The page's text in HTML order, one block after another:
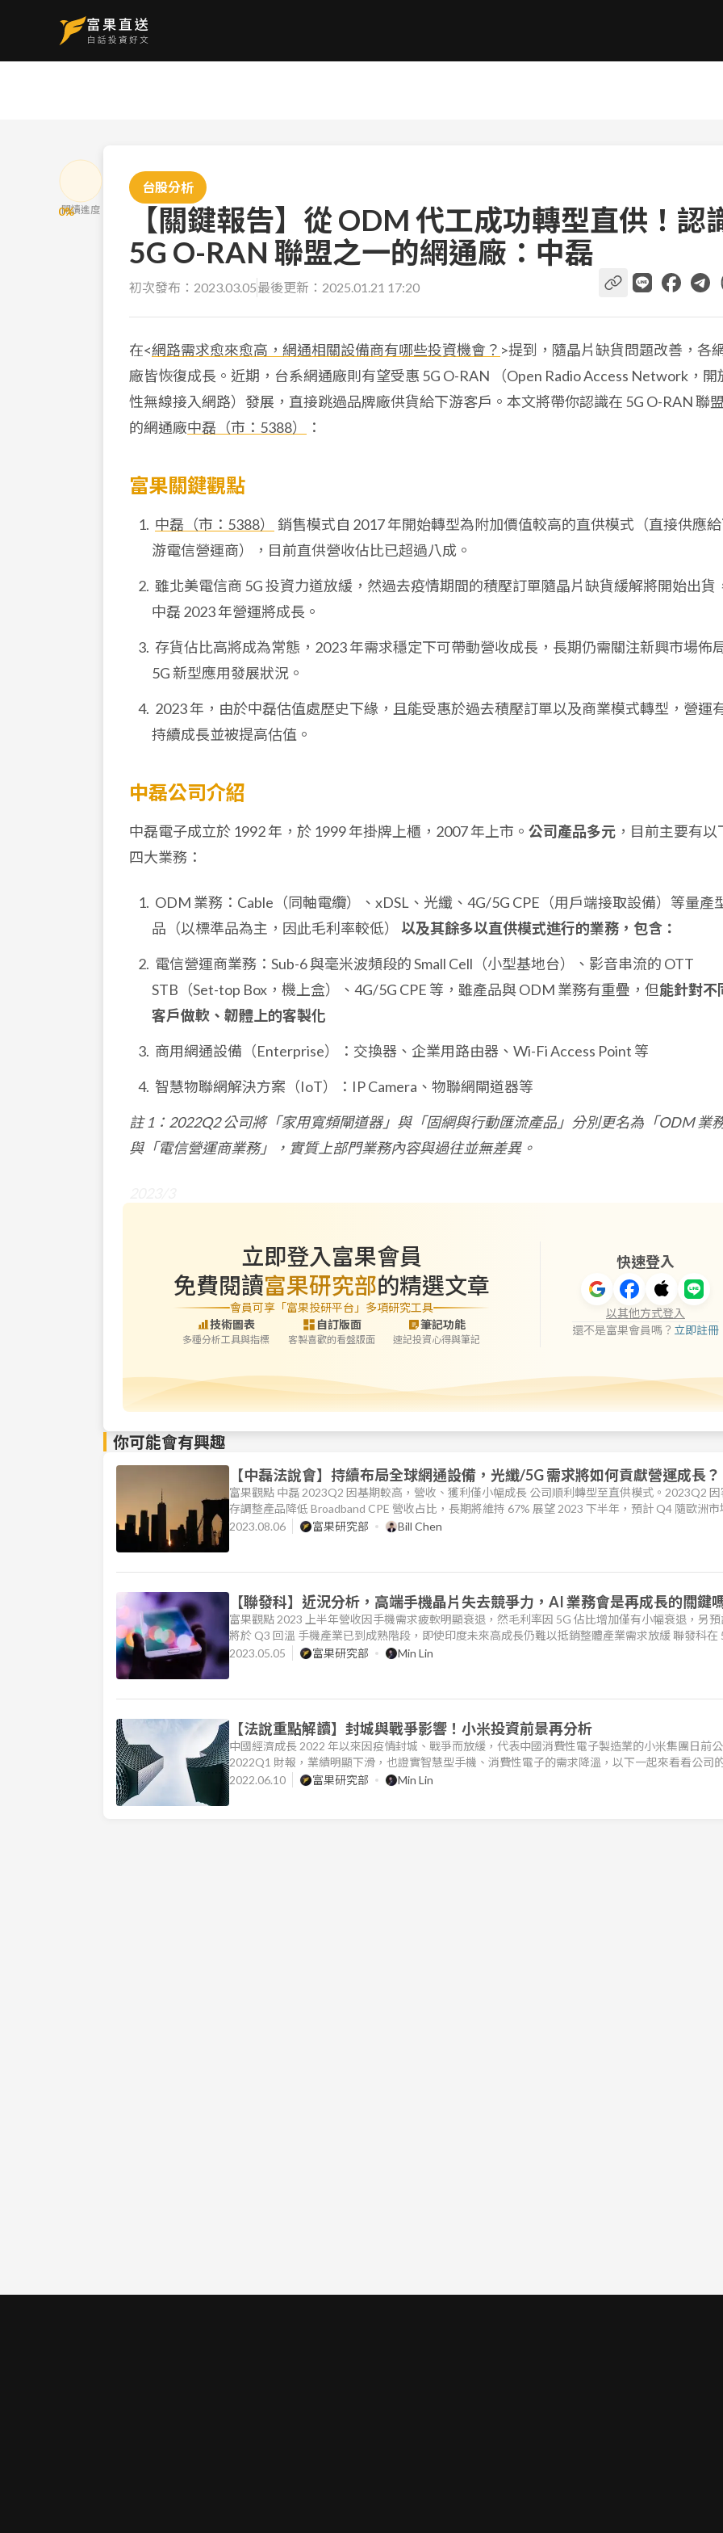
0%
閱讀進度
台股分析
【關鍵報告】從 ODM 代工成功轉型直供！認
5G O-RAN 聯盟之一的網通廠：中磊
初次發布： 2023.03.05最後更新： 2025.01.21 17:20
在<網路需求愈來愈高，網通相關設備商有哪些投資機會？ >提到，隨晶片缺貨問題改善，各
廠皆恢復成長。近期，台系網通廠則有望受惠 5G O-RAN （Open Radio Access Network，開
性無線接入網路）發展，直接跳過品牌廠供貨給下游客戶。本文將帶你認識在 5G O-RAN 聯
的網通廠中磊（市：5388） ：
富果關鍵觀點
中磊（市：5388）
銷售模式自 2017 年開始轉型為附加價值較高的直供模式（直接供應
游電信營運商），目前直供營收佔比已超過八成。
雖北美電信商 5G 投資力道放緩，然過去疫情期間的積壓訂單隨晶片缺貨緩解將開始出貨
中磊 2023 年營運將成長。
存貨佔比高將成為常態，2023 年需求穩定下可帶動營收成長，長期仍需關注新興市場佈
5G 新型應用發展狀況。
2023 年，由於中磊估值處歷史下緣，且能受惠於過去積壓訂單以及商業模式轉型，營運
持續成長並被提高估值。
中磊公司介紹
中磊電子成立於 1992 年，於 1999 年掛牌上櫃，2007 年上市。 公司產品多元 ，目前主要有以
四大業務：
ODM 業務：Cable（同軸電纜）、xDSL、光纖、4G/5G CPE（用戶端接取設備）等量產
品（以標準品為主，因此毛利率較低） 以及其餘多以直供模式進行的業務，包含：
電信營運商業務：Sub-6 與毫米波頻段的 Small Cell（小型基地台）、影音串流的 OTT
STB（Set-top Box，機上盒）、4G/5G CPE 等，雖產品與 ODM 業務有重疊，但能針對不
客戶做軟、韌體上的客製化
商用網通設備（Enterprise）：交換器、企業用路由器、Wi-Fi Access Point 等
智慧物聯網解決方案（IoT）：IP Camera、物聯網閘道器等
註 1：2022Q2 公司將「家用寬頻閘道器」與「固網與行動匯流產品」分別更名為「ODM 業
與「電信營運商業務」，實質上部門業務內容與過往並無差異。
立即登入富果會員
免費閱讀富果研究部的精選文章
會員可享「富果投研平台」多項研究工具
技術圖表
多種分析工具與指標
自訂版面
客製喜歡的看盤版面
筆記功能
速記投資心得與筆記
快速登入
以其他方式登入
還不是富果會員嗎？ 立即註冊
你可能會有興趣
【中磊法說會】持續布局全球網通設備，光纖/5G 需求將如何貢獻營運成長？
富果觀點 中磊 2023Q2 因基期較高，營收、獲利僅小幅成長 公司順利轉型至直供模式。2023Q2
存調整產品降低 Broadband CPE 營收占比，長期將維持 67% 展望 2023 下半年，預計 Q4 隨歐洲市
調整完畢、印度訂單放量，整體營收將持續成長 針對北美 BEAD 法案，中磊將從 I&I 產品（如小型
2023.08.06 富果研究部 Bill Chen
【聯發科】近況分析，高端手機晶片失去競爭力，AI 業務會是再成長的關鍵
富果觀點 2023 上半年營收因手機需求疲軟明顯衰退，然毛利率因 5G 佔比增加僅有小幅衰退，另
將於 Q3 回溫 手機產業已到成熟階段，即使印度未來高成長仍難以抵銷整體產業需求放緩 聯發科在
端晶片無法在中高端市場與高通、蘋果有效競爭，以及手機廠客戶開始自研晶片等威脅下，判斷手
2023.05.05 富果研究部 Min Lin
【法說重點解讀】封城與戰爭影響！小米投資前景再分析
中國經濟成長 2022 年以來因疫情封城、戰爭而放緩，代表中國消費性電子製造業的小米集團日前
2022Q1 財報，業績明顯下滑，也證實智慧型手機、消費性電子的需求降溫，以下一起來看看公司
新： 小米 2022Q1 營收為 734 億元人民幣（以下同），YoY-4.6%、QoQ-14.3%，其中智慧型手機
2022.06.10 富果研究部 Min Lin